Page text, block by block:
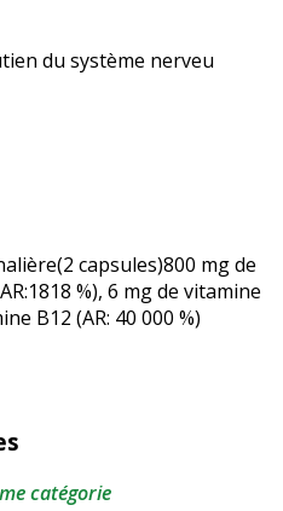
du système nerveu
capsules)800 mg de
%), 6 mg de vitamine
B12 (AR: 40 000 %)
catégorie